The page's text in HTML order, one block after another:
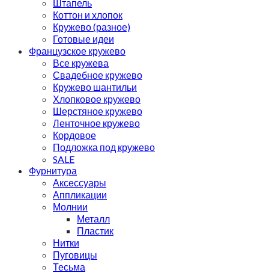
Штапель
Коттон и хлопок
Кружево (разное)
Готовые идеи
Французское кружево
Все кружева
Свадебное кружево
Кружево шантильи
Хлопковое кружево
Шерстяное кружево
Ленточное кружево
Кордовое
Подложка под кружево
SALE
Фурнитура
Аксессуары
Аппликации
Молнии
Металл
Пластик
Нитки
Пуговицы
Тесьма